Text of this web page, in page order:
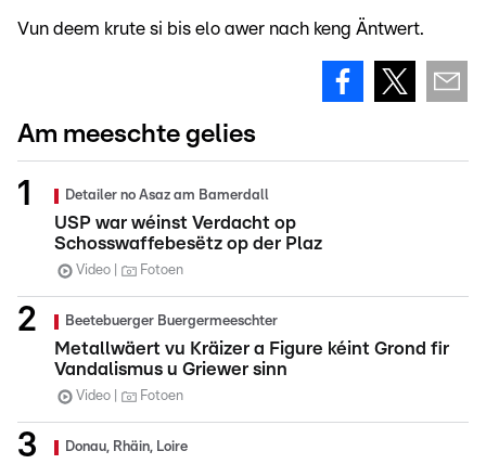
Vun deem krute si bis elo awer nach keng Äntwert.
Am meeschte gelies
Detailer no Asaz am Bamerdall
USP war wéinst Verdacht op
Schosswaffebesëtz op der Plaz
Video Fotoen
Beetebuerger Buergermeeschter
Metallwäert vu Kräizer a Figure kéint Grond fir
Vandalismus u Griewer sinn
Video Fotoen
Donau, Rhäin, Loire